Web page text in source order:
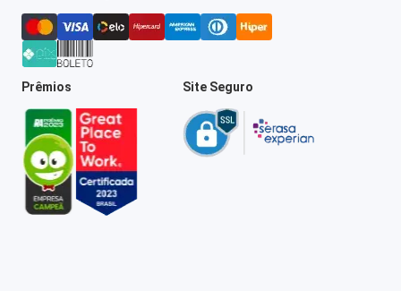
Prêmios Site Seguro